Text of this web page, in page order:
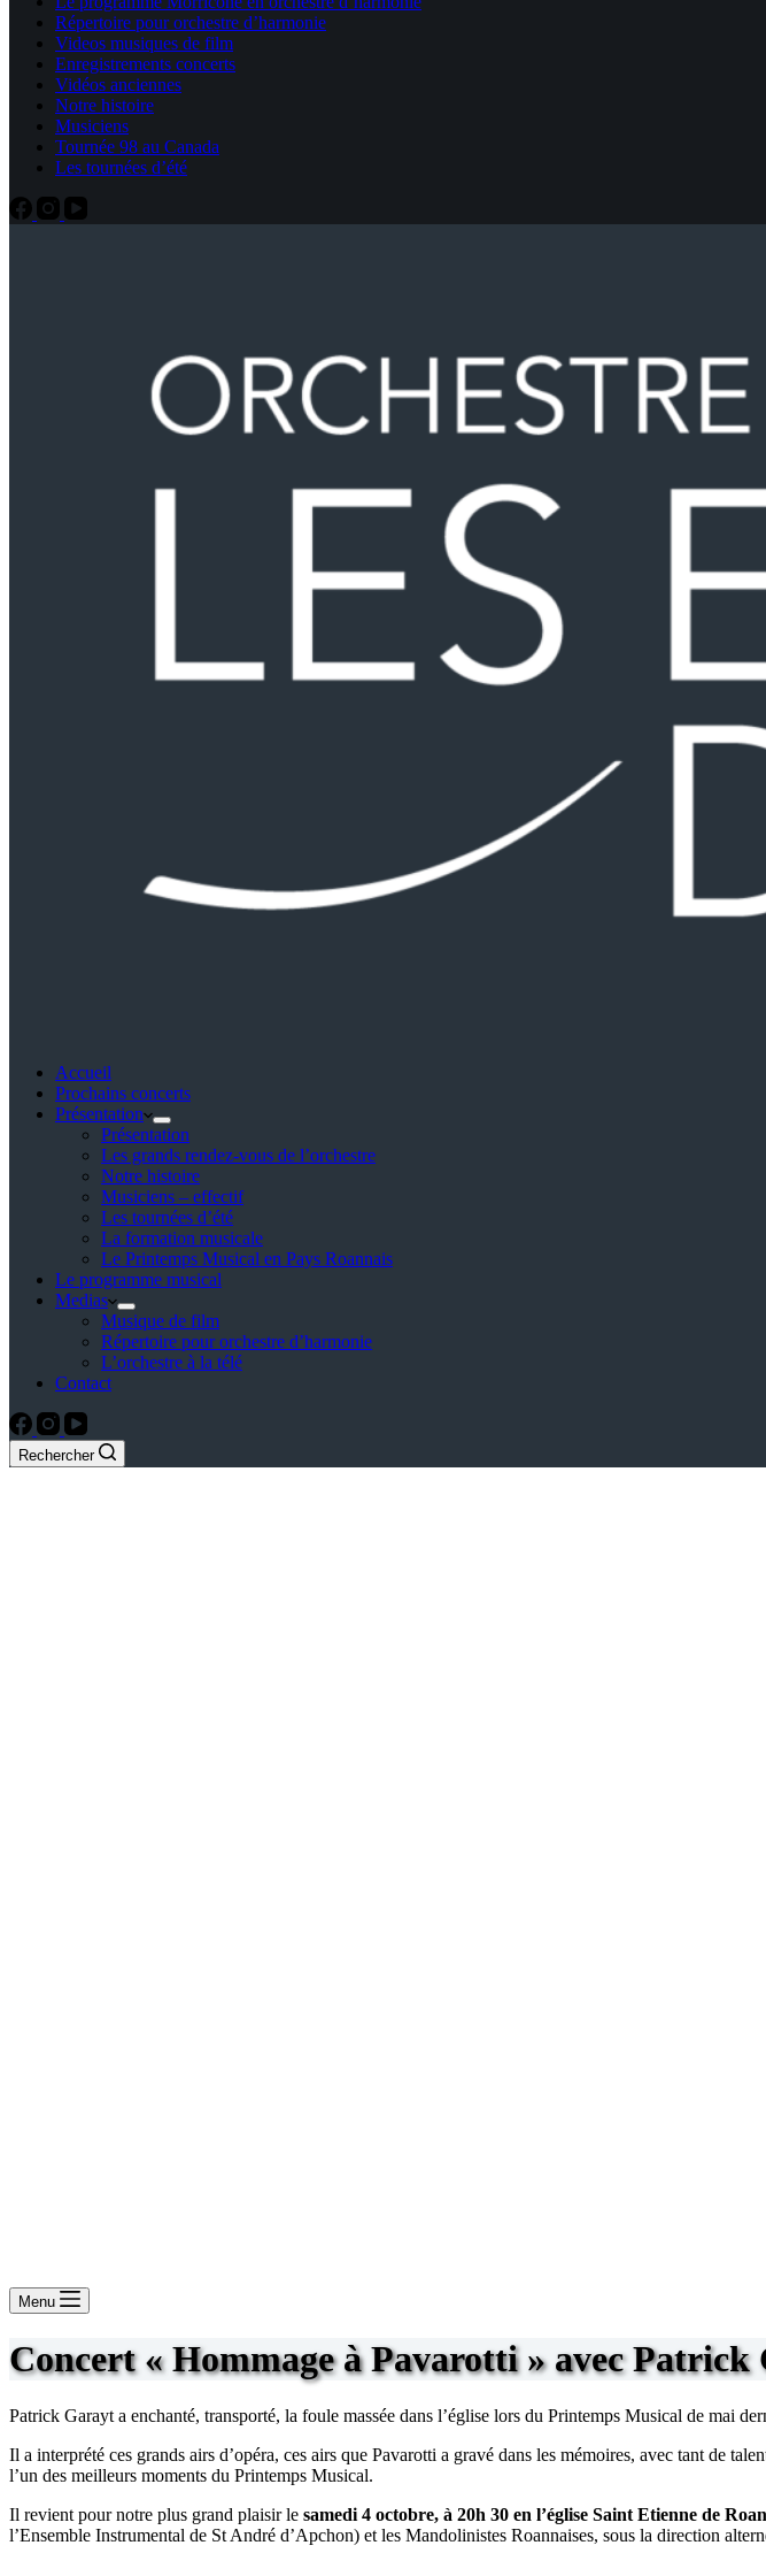
Répertoire pour orchestre d’harmonie
Videos musiques de film
Enregistrements concerts
Vidéos anciennes
Notre histoire
Musiciens
Tournée 98 au Canada
Les tournées d’été
Accueil
Prochains concerts
Présentation
Présentation
Les grands rendez-vous de l’orchestre
Notre histoire
Musiciens – effectif
Les tournées d’été
La formation musicale
Le Printemps Musical en Pays Roannais
Le programme musical
Medias
Musique de film
Répertoire pour orchestre d’harmonie
L’orchestre à la télé
Contact
Rechercher
Menu
Concert « Hommage à Pavarotti » avec Patrick
Patrick Garayt a enchanté, transporté, la foule massée dans l’église lors du Printemps Musical de mai
Il a interprété ces grands airs d’opéra, ces airs que Pavarotti a gravé dans les mémoires, avec tant de
l’un des meilleurs moments du Printemps Musical.
Il revient pour notre plus grand plaisir le samedi 4 octobre, à 20h 30 en l’église Saint Etienne de
l’Ensemble Instrumental de St André d’Apchon) et les Mandolinistes Roannaises, sous la direction